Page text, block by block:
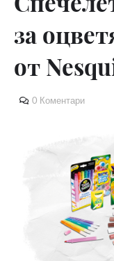
за
от
0 Коментари